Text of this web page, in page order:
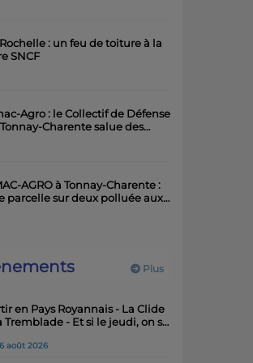
: un feu de toiture à la
SNCF
Agro : le Collectif de Défense
Charente salue des
AGRO à Tonnay-Charente :
parcelle sur deux polluée aux
Plus
en Pays Royannais - La Clide
Tremblade - Et si le jeudi, on se
août 2026